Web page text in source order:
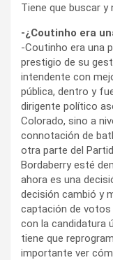
Tiene que buscar
-¿Coutinho era
-Coutinho era una
prestigio de su
intendente con
pública, dentro y
dirigente político
Colorado, sino a
connotación de
otra parte del
Bordaberry esté
ahora es una
decisión cambió y
captación de votos
con la candidatura
tiene que
importante ver